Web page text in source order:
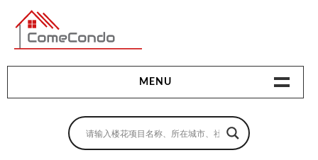
多伦多最新最全的楼花搜索引擎
MENU
地产相关